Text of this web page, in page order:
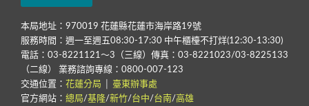
本局地址：970019 花蓮縣花蓮市海岸路19號
服務時間：週一至週五08:30-17:30 中午櫃檯不打烊(12:30-13:30)
電話：03-8221121～3（三線）傳真：03-8221023/03-8225133
（二線） 業務諮詢專線：0800-007-123
交通位置： 花蓮分局
臺東辦事處
官方網站： 總局/基隆/新竹/台中/台南/高雄